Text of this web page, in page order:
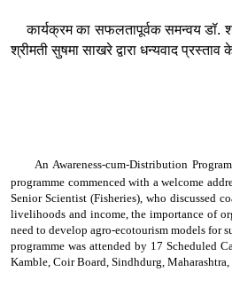
कार्यक्रम का सफलतापूर्वक समन्वय डॉ.
श्रीमती सुषमा साखरे द्वारा धन्यवाद
An Awareness-cum-Distribution
programme commenced with a welcome
Senior Scientist (Fisheries), who discussed
livelihoods and income, the importance of
need to develop agro-ecotourism models for
programme was attended by 17 Scheduled
Kamble, Coir Board, Sindhdurg,